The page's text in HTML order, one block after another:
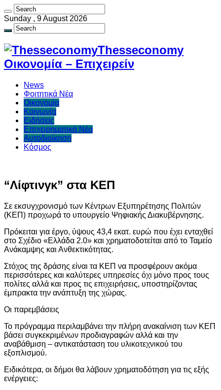
Sunday , 9 August 2026
Thesseconomy
Οικονομία – Επιχειρείν
News
Φοιτητικά Νέα
Οικονομία
Κοινωνία
Ειδήσεις
Επιχειρηματικά Νέα
Αυτοδιοίκηση
Κόσμος
“Λίφτινγκ” στα ΚΕΠ
Σε εκσυγχρονισμό των Κέντρων Εξυπηρέτησης Πολιτών
(ΚΕΠ) προχωρά το υπουργείο Ψηφιακής Διακυβέρνησης.
Πρόκειται για έργο, ύψους 43,4 εκατ. ευρώ που έχει ενταχθεί
στο Σχέδιο «Ελλάδα 2.0» και χρηματοδοτείται από το Ταμείο
Ανάκαμψης και Ανθεκτικότητας.
Στόχος της δράσης είναι τα ΚΕΠ να προσφέρουν ακόμα
περισσότερες και καλύτερες υπηρεσίες όχι μόνο προς τους
πολίτες αλλά και προς τις επιχειρήσεις, υποστηρίζοντας
έμπρακτα την ανάπτυξη της χώρας.
Οι παρεμβάσεις
Το πρόγραμμα περιλαμβάνει την πλήρη ανακαίνιση των ΚΕΠ
βάσει συγκεκριμένων προδιαγραφών αλλά και την
αναβάθμιση – αντικατάσταση του υλικοτεχνικού του
εξοπλισμού.
Ειδικότερα, οι δήμοι θα λάβουν χρηματοδότηση για τις εξής
ενέργειες: